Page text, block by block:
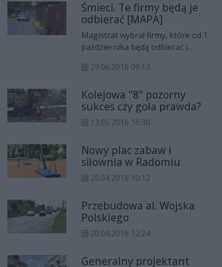
ze znalezieniem zatrudnienia na
tagach nie powinni mieć
konsultanci i opiekunowie osób
starszych. Praca czekać będzie też
na handlowców i pracowników
produkcji. Łącznie przygotowano
Śmieci. Te firmy będą je
odbierać [MAPA]
Magistrat wybrał firmy, które od 1
października będą odbierać i
od radomian. Dotyczy to pięciu
jest podzielone. Umowa będzie
obowiązywać przez 33 miesiące.
29.06.2016 09:13
Kolejowa "8" pozorny
sukces czy goła prawda?
13.05.2016 16:30
Nowy plac zabaw i
siłownia w Radomiu
25.04.2016 10:12
Przebudowa al. Wojska
Polskiego
20.04.2016 12:24
Generalny projektant